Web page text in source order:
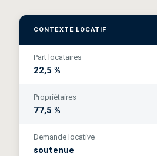
CONTEXTE LOCATIF
Part locataires
22,5 %
Propriétaires
77,5 %
Demande locative
soutenue